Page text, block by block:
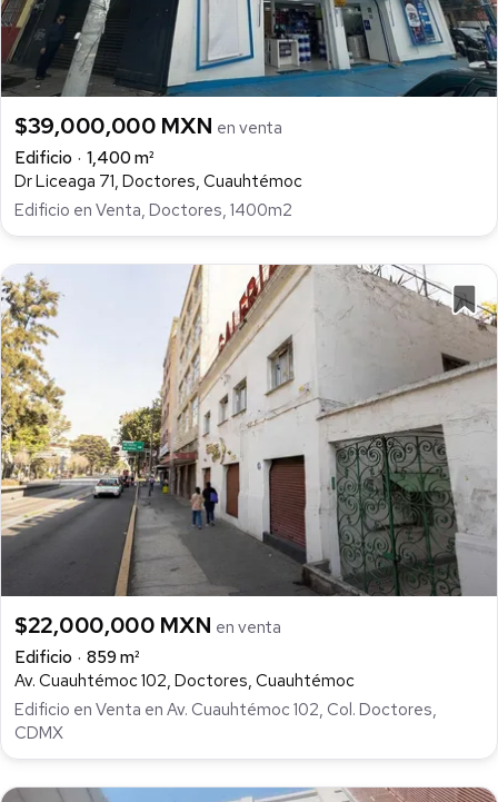
$39,000,000 MXN en venta
Edificio
1,400 m²
Dr Liceaga 71, Doctores, Cuauhtémoc
Edificio en Venta, Doctores, 1400m2
$22,000,000 MXN en venta
Edificio
859 m²
Av. Cuauhtémoc 102, Doctores, Cuauhtémoc
Edificio en Venta en Av. Cuauhtémoc 102, Col. Doctores,
CDMX